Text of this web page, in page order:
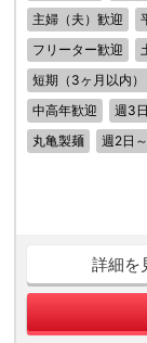
主婦（夫）歓迎
フリーター歓迎
短期（3ヶ月以内）
中高年歓迎
週3
丸亀製麺
週2日～
詳細を